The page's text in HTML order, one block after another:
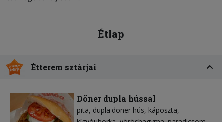
Étlap
Étterem sztárjai
Döner dupla hússal
pita dupla döner hús káposzta